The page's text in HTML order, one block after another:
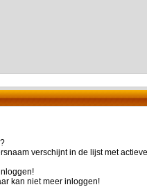
verschijnt in de lijst met
kan niet meer inloggen!